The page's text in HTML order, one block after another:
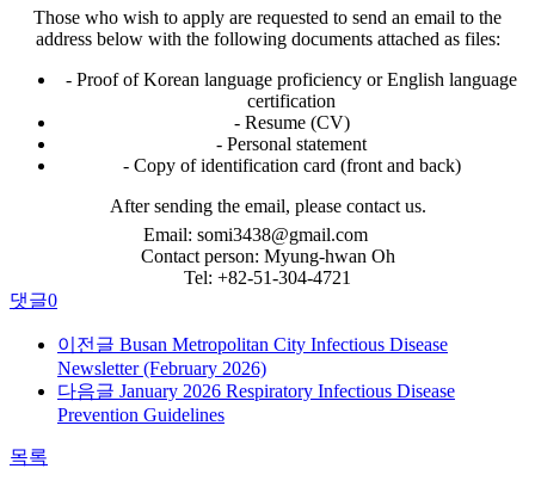
Those who wish to apply are requested to send an email to the
address below with the following documents attached as files:
- Proof of Korean language proficiency or English language
certification
- Resume (CV)
- Personal statement
- Copy of identification card (front and back)
After sending the email, please contact us.
Email: somi3438@gmail.com
Contact person: Myung-hwan Oh
Tel: +82-51-304-4721
댓글0
이전글 Busan Metropolitan City Infectious Disease
Newsletter (February 2026)
다음글 January 2026 Respiratory Infectious Disease
Prevention Guidelines
목록